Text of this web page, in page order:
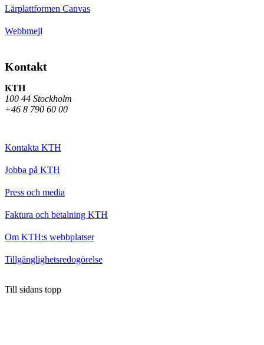
Lärplattformen Canvas
Webbmejl
Kontakt
KTH
100 44 Stockholm
+46 8 790 60 00
Kontakta KTH
Jobba på KTH
Press och media
Faktura och betalning KTH
Om KTH:s webbplatser
Tillgänglighetsredogörelse
Till sidans topp